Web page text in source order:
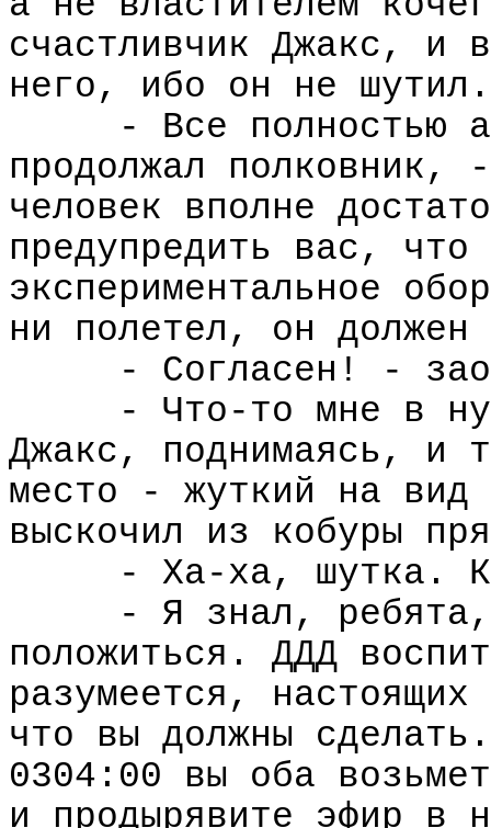
счастливчик Джакс, и
него, ибо он не шутил.
- Все полностью
продолжал полковник,
человек вполне
предупредить вас, что
экспериментальное
ни полетел, он
- Согласен! -
- Что-то мне в
Джакс, поднимаясь, и
место - жуткий на вид
выскочил из кобуры
- Ха-ха, шутка.
- Я знал,
положиться. ДДД
разумеется,
что вы должны
0304:00 вы оба
и продырявите эфир в